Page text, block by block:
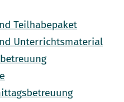
Teilhabepaket
Unterrichtsmaterial